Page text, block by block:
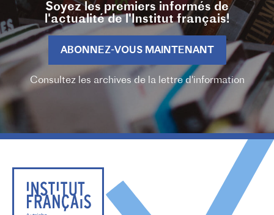
Soyez les premiers informés de
l'actualité de l'Institut français!
ABONNEZ-VOUS MAINTENANT
Consultez les archives de la lettre d'information